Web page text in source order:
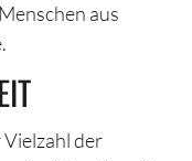
aus
der